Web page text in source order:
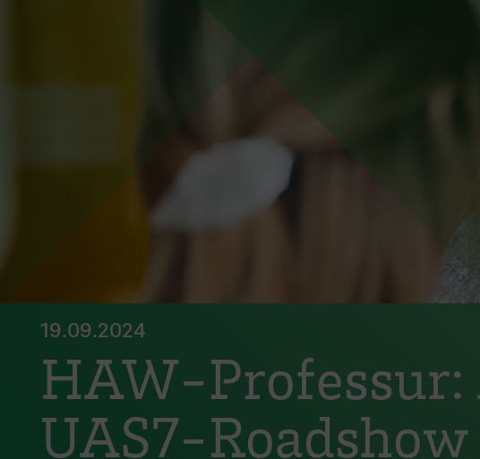
19.09.2024
HAW-Professur:
UAS7-Roadshow